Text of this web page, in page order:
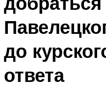
до
ответа